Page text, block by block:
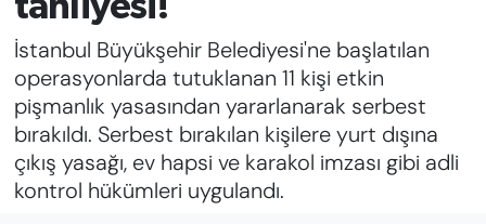
İstanbul Büyükşehir Belediyesi'ne başlatılan
operasyonlarda tutuklanan 11 kişi etkin
pişmanlık yasasından yararlanarak serbest
bırakıldı. Serbest bırakılan kişilere yurt dışına
çıkış yasağı, ev hapsi ve karakol imzası gibi adli
kontrol hükümleri uygulandı.
GAZETECİLİĞİNİ GELİŞTİRMEK
FAYDALI BİLGİLER
GÜNDEM
EĞİTİM
Süper Lig Puan Durumu ve Fikstür
Tüm Manşetler
Son Dakika Haberleri